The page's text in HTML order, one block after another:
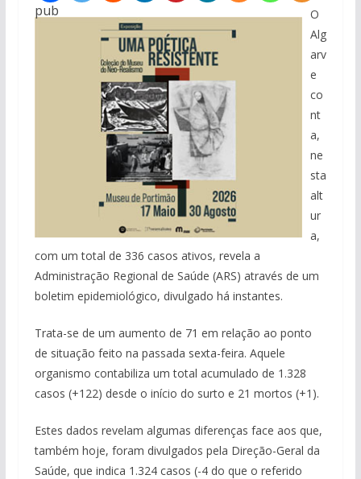
pub
O
Alg
arv
e
co
nt
a,
ne
sta
alt
ur
a,
com um total de 336 casos ativos, revela a
Administração Regional de Saúde (ARS) através de um
boletim epidemiológico, divulgado há instantes.
Trata-se de um aumento de 71 em relação ao ponto
de situação feito na passada sexta-feira. Aquele
organismo contabiliza um total acumulado de 1.328
casos (+122) desde o início do surto e 21 mortos (+1).
Estes dados revelam algumas diferenças face aos que,
também hoje, foram divulgados pela Direção-Geral da
Saúde, que indica 1.324 casos (-4 do que o referido